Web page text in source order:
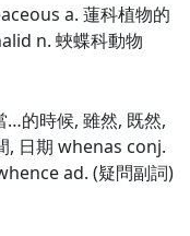
a. 蓮科植物的
n. 蛺蝶科動物
的時候, 雖然, 既然,
, 日期 whenas conj.
ad. (疑問副詞)